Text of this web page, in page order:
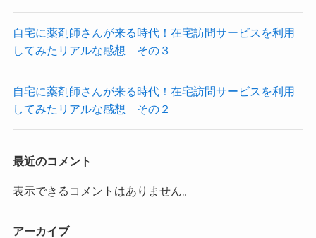
自宅に薬剤師さんが来る時代！在宅訪問サービスを利用
してみたリアルな感想 その３
自宅に薬剤師さんが来る時代！在宅訪問サービスを利用
してみたリアルな感想 その２
最近のコメント
表示できるコメントはありません。
アーカイブ